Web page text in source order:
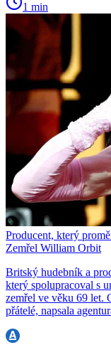
1 min
Producent, který
Zemřel William Orbit
Britský hudebník a
který spolupracoval s
zemřel ve věku 69 let.
přátelé, napsala